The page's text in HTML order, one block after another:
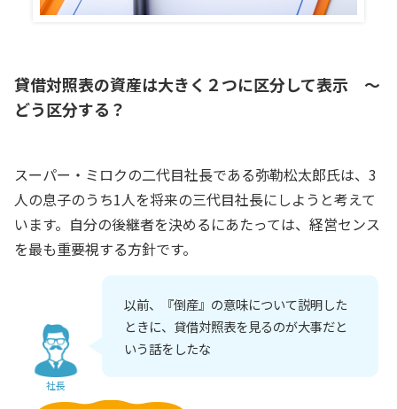
貸借対照表の資産は大きく２つに区分して表示 ～
どう区分する？
スーパー・ミロクの二代目社長である弥勒松太郎氏は、3
人の息子のうち1人を将来の三代目社長にしようと考えて
います。自分の後継者を決めるにあたっては、経営センス
を最も重要視する方針です。
社長
以前、『倒産』の意味について説明した
ときに、貸借対照表を見るのが大事だと
いう話をしたな